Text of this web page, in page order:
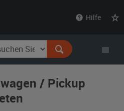
Hilfe
/ Pickup